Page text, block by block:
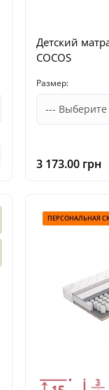
Детский
COCOS
Размер:
3 173.00 грн
ПЕРСОНАЛЬНАЯ